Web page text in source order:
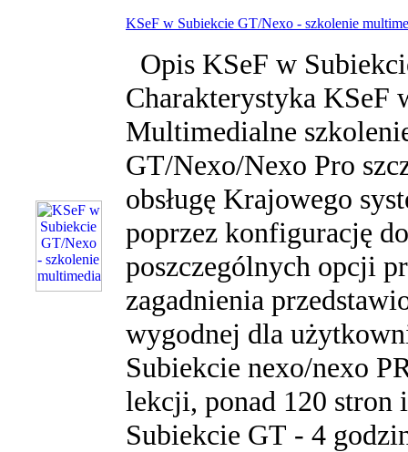
KSeF w Subiekcie GT/Nexo - szkolenie
Opis KSeF w
Charakterystyka KSeF
Multimedialne
GT/Nexo/Nexo Pro
obsługę Krajowego
poprzez konfigurację
poszczególnych opcji
zagadnienia
wygodnej dla
Subiekcie nexo/nexo
lekcji, ponad 120
Subiekcie GT - 4